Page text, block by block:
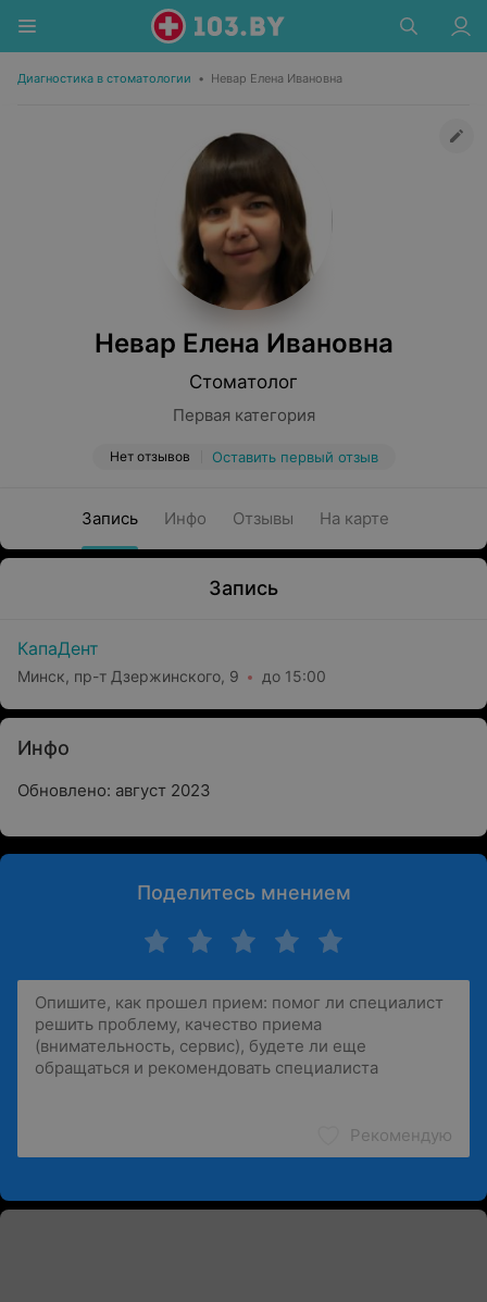
Диагностика в стоматологии • Невар Елена Ивановна
Невар Елена Ивановна
Стоматолог
Первая категория
Нет отзывов Оставить первый отзыв
Запись Инфо Отзывы На карте
Запись
КапаДент
Минск, пр-т Дзержинского, 9 до 15:00
Инфо
Обновлено: август 2023
Поделитесь мнением
Рекомендую